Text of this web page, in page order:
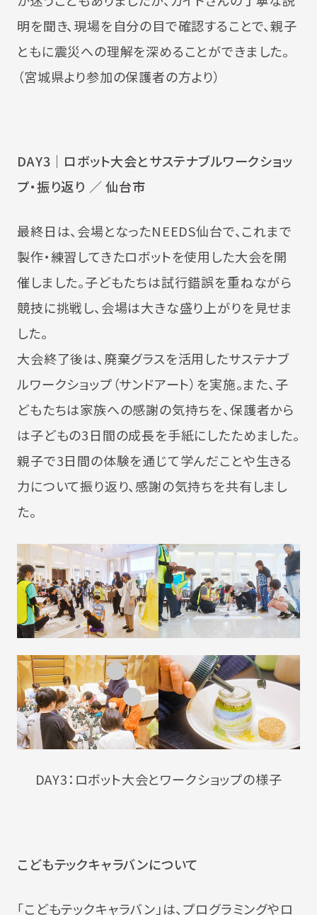
明を聞き、現場を自分の目で確認することで、親子
ともに震災への理解を深めることができました。
（宮城県より参加の保護者の方より）
DAY3 ｜ロボット大会とサステナブルワークショッ
プ・振り返り ／ 仙台市
最終日は、会場となったNEEDS仙台で、これまで
製作・練習してきたロボットを使用した大会を開
催しました。子どもたちは試行錯誤を重ねながら
競技に挑戦し、会場は大きな盛り上がりを見せま
した。
大会終了後は、廃棄グラスを活用したサステナブ
ルワークショップ（サンドアート）を実施。また、子
どもたちは家族への感謝の気持ちを、保護者から
は子どもの3日間の成長を手紙にしたためました。
親子で3日間の体験を通じて学んだことや生きる
力について振り返り、感謝の気持ちを共有しまし
た。
DAY3：ロボット大会とワークショップの様子
こどもテックキャラバンについて
「こどもテックキャラバン」は、プログラミングやロ